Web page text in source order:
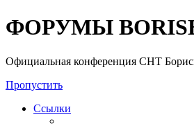
ФОРУМЫ
Официальная конференция СНТ
Пропустить
Ссылки